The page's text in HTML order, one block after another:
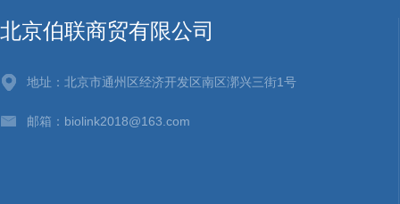
北京伯联商贸有限公司
地址：北京市通州区经济开发区南区漷兴三街1号
邮箱：biolink2018@163.com